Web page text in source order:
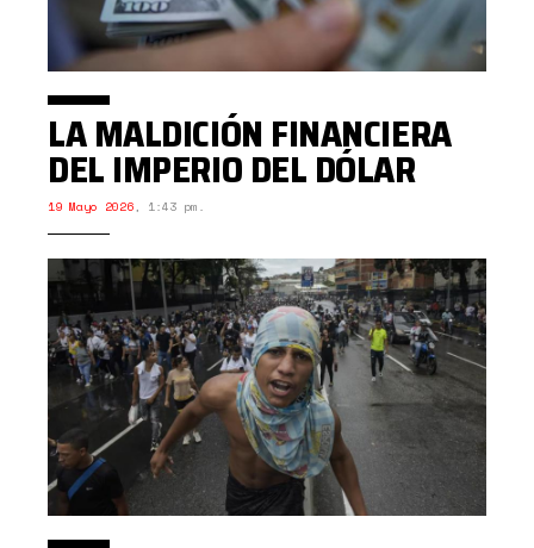
LA MALDICIÓN FINANCIERA
DEL IMPERIO DEL DÓLAR
19 Mayo 2026, 1:43 pm.